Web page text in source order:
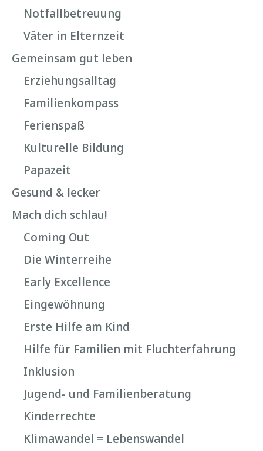
Notfallbetreuung
Väter in Elternzeit
Gemeinsam gut leben
Erziehungsalltag
Familienkompass
Ferienspaß
Kulturelle Bildung
Papazeit
Gesund & lecker
Mach dich schlau!
Coming Out
Die Winterreihe
Early Excellence
Eingewöhnung
Erste Hilfe am Kind
Hilfe für Familien mit Fluchterfahrung
Inklusion
Jugend- und Familienberatung
Kinderrechte
Klimawandel = Lebenswandel